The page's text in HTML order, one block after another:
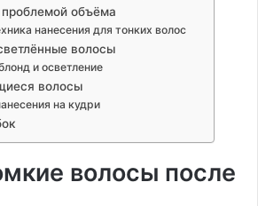
объёма
нанесения для тонких волос
волосы
и осветление
волосы
на кудри
волосы после